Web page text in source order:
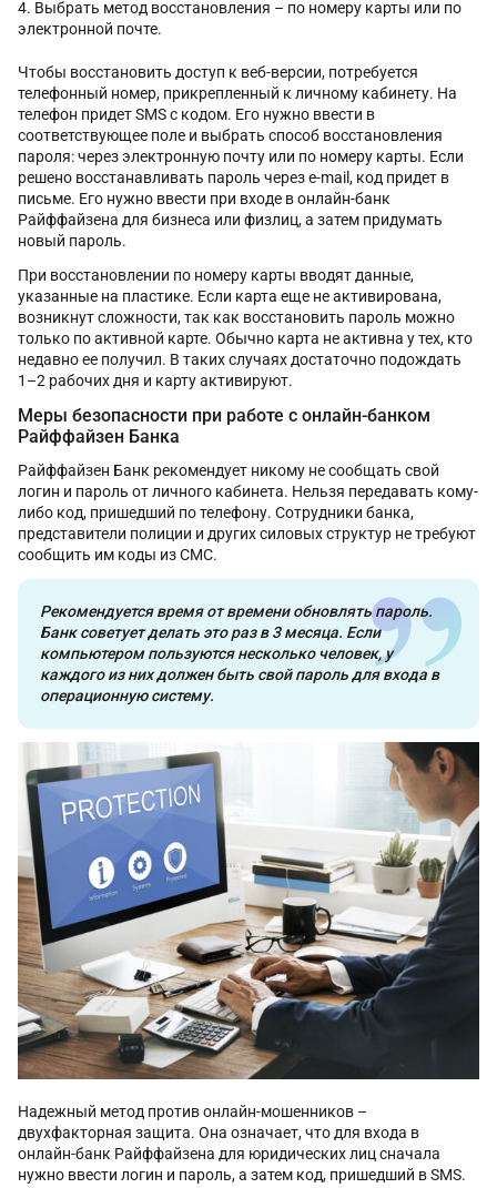
Выбрать метод восстановления – по номеру карты или по
электронной почте.
Чтобы восстановить доступ к веб-версии, потребуется
телефонный номер, прикрепленный к личному кабинету. На
телефон придет SMS с кодом. Его нужно ввести в
соответствующее поле и выбрать способ восстановления
пароля: через электронную почту или по номеру карты. Если
решено восстанавливать пароль через e-mail, код придет в
письме. Его нужно ввести при входе в онлайн-банк
Райффайзена для бизнеса или физлиц, а затем придумать
новый пароль.
При восстановлении по номеру карты вводят данные,
указанные на пластике. Если карта еще не активирована,
возникнут сложности, так как восстановить пароль можно
только по активной карте. Обычно карта не активна у тех, кто
недавно ее получил. В таких случаях достаточно подождать
1–2 рабочих дня и карту активируют.
Меры безопасности при работе с онлайн-банком
Райффайзен Банка
Райффайзен Банк рекомендует никому не сообщать свой
логин и пароль от личного кабинета. Нельзя передавать кому-
либо код, пришедший по телефону. Сотрудники банка,
представители полиции и других силовых структур не требуют
сообщить им коды из СМС.
Рекомендуется время от времени обновлять пароль.
Банк советует делать это раз в 3 месяца. Если
компьютером пользуются несколько человек, у
каждого из них должен быть свой пароль для входа в
операционную систему.
Надежный метод против онлайн-мошенников –
двухфакторная защита. Она означает, что для входа в
онлайн-банк Райффайзена для юридических лиц сначала
нужно ввести логин и пароль, а затем код, пришедший в SMS.